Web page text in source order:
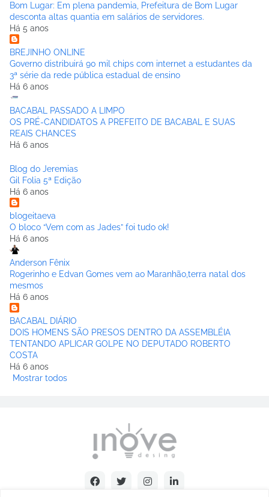
Bom Lugar: Em plena pandemia, Prefeitura de Bom Lugar
desconta altas quantia em salários de servidores.
Há 5 anos
BREJINHO ONLINE
Governo distribuirá 90 mil chips com internet a estudantes da
3ª série da rede pública estadual de ensino
Há 6 anos
BACABAL PASSADO A LIMPO
OS PRÉ-CANDIDATOS A PREFEITO DE BACABAL E SUAS
REAIS CHANCES
Há 6 anos
Blog do Jeremias
Gil Folia 5ª Edição
Há 6 anos
blogeitaeva
O bloco “Vem com as Jades” foi tudo ok!
Há 6 anos
Anderson Fênix
Rogerinho e Edvan Gomes vem ao Maranhão,terra natal dos
mesmos
Há 6 anos
BACABAL DIÁRIO
DOIS HOMENS SÃO PRESOS DENTRO DA ASSEMBLÉIA
TENTANDO APLICAR GOLPE NO DEPUTADO ROBERTO
COSTA
Há 6 anos
Mostrar todos